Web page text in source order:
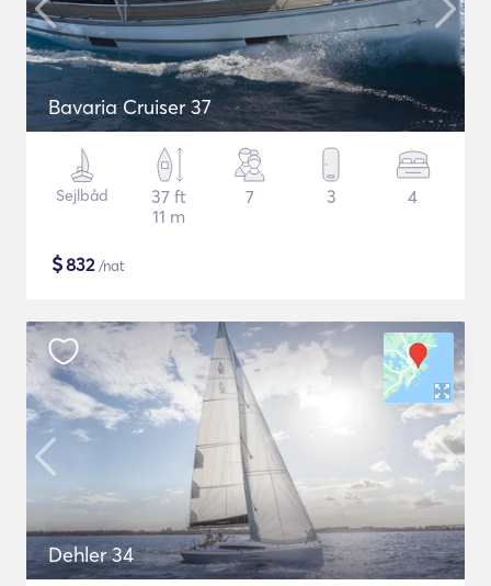
Bavaria Cruiser 37
Sejlbåd
37 ft
11 m
7 3 4
$832/nat
Dehler 34